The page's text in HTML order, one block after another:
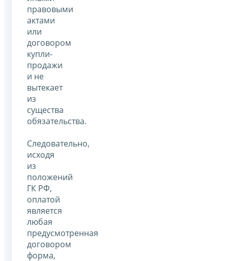
правовыми
актами
или
договором
купли-
продажи
и не
вытекает
из
существа
обязательства.
Следовательно,
исходя
из
положений
ГК РФ,
оплатой
является
любая
предусмотренная
договором
форма,